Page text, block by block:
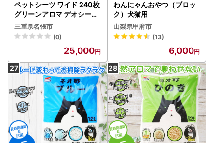
ペットシーツ ワイド 240枚
グリーンアロマ デオシート
ペットシーツ
三重県名張市
(0)
25,000
わんにゃんおやつ（ブロッ
ク）犬猫用
山梨県甲府市
(13)
6,000